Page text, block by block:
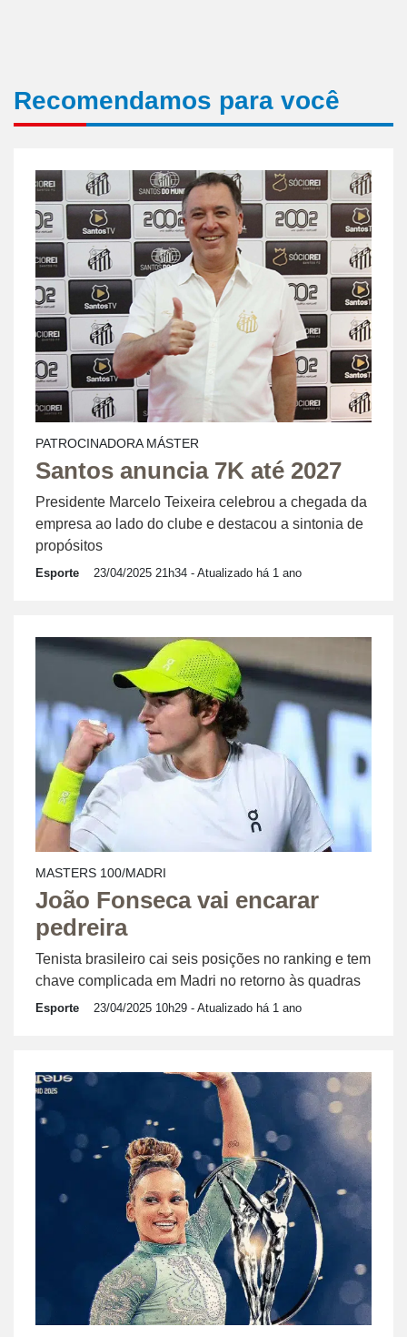
Recomendamos para você
PATROCINADORA MÁSTER
Santos anuncia 7K até 2027
Presidente Marcelo Teixeira celebrou a chegada da
empresa ao lado do clube e destacou a sintonia de
propósitos
Esporte 23/04/2025 21h34 - Atualizado há 1 ano
MASTERS 100/MADRI
João Fonseca vai encarar
pedreira
Tenista brasileiro cai seis posições no ranking e tem
chave complicada em Madri no retorno às quadras
Esporte 23/04/2025 10h29 - Atualizado há 1 ano